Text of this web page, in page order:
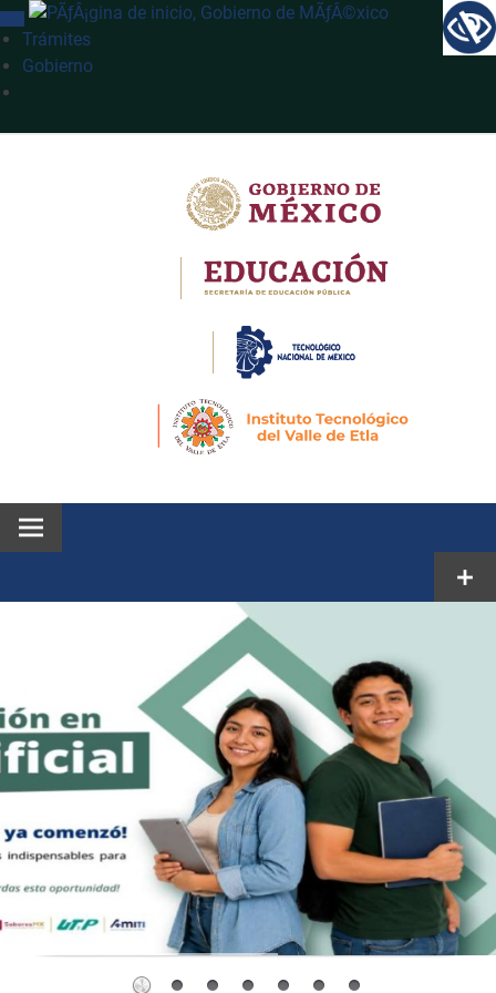
INTERRUPTOR DE NAVEGACIÓN
Trámites
Gobierno